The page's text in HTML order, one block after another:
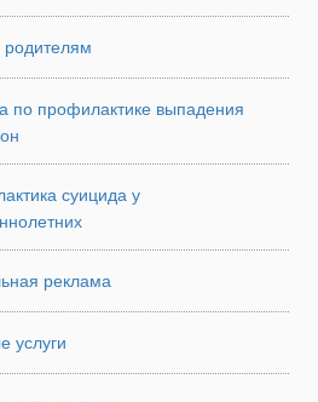
по профилактике выпадения
суицида у
реклама
услуги